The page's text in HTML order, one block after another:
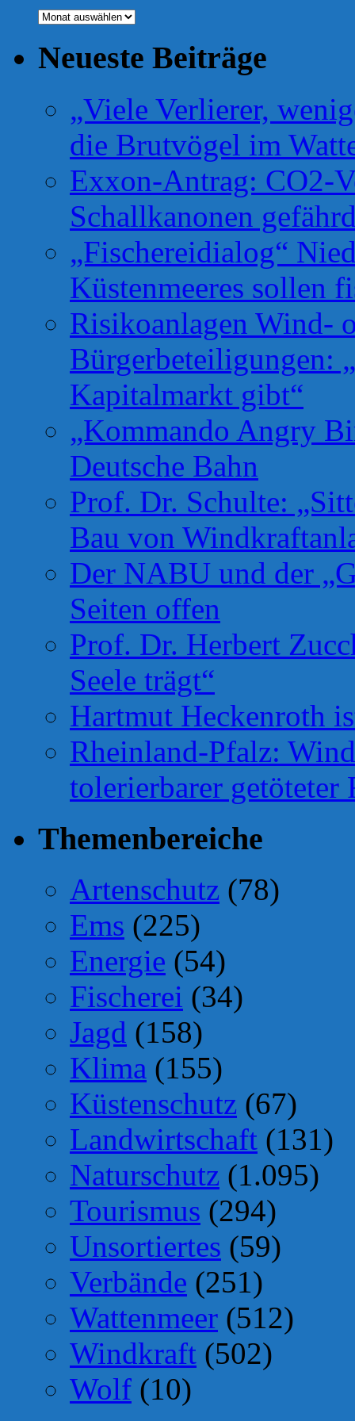
Archiv
Neueste Beiträge
„Viele Verlierer,
die Brutvögel im
Exxon-Antrag: CO2-
Schallkanonen
„Fischereidialog“
Küstenmeeres sollen
Risikoanlagen Wind-
Bürgerbeteiligungen:
Kapitalmarkt gibt“
„Kommando Angry
Deutsche Bahn
Prof. Dr. Schulte:
Bau von
Der NABU und der
Seiten offen
Prof. Dr. Herbert
Seele trägt“
Hartmut Heckenroth
Rheinland-Pfalz:
tolerierbarer getöteter
Themenbereiche
Artenschutz (78)
Ems (225)
Energie (54)
Fischerei (34)
Jagd (158)
Klima (155)
Küstenschutz (67)
Landwirtschaft (131)
Naturschutz (1.095)
Tourismus (294)
Unsortiertes (59)
Verbände (251)
Wattenmeer (512)
Windkraft (502)
Wolf (10)